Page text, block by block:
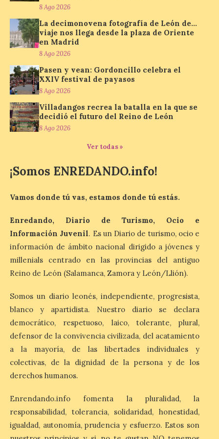
Turismo, Ocio e Información para
jóvenes “Enredando.info”. Pilar Aller Aller
nos envía la décimo […]
Los minerales y sus usos
más comunes centran la
nueva exposición del
Museo de la Siderurgia y
la Minería de Sabero
8 Ago 2026
La exposición que se
media de la mañana,
León’, podrá visitarse hasta finales del
La Bañeza inicia sus
fiestas con el pregón a
cargo de Arturo Martínez
Matilla
8 Ago 2026
El Ayuntamiento de La
Bañeza designa a Arturo
Martínez Matilla como
pregonero de las Fiestas
2026. Tendrá lugar este
sábado 8 de agosto a las 21,00 horas en el
teatro municipal de La Bañeza. El
comunicador astorgano Arturo Martínez
La I Feria de la Cerveza
8 Ago 2026
La decimonovena fotografía de León de…
viaje nos llega desde la plaza de Oriente
en Madrid
8 Ago 2026
Pasen y vean: Gordoncillo celebra el
XXIV festival de payasos
8 Ago 2026
Villadangos recrea la batalla en la que se
decidió el futuro del Reino de León
8 Ago 2026
Ver todas »
¡Somos ENREDANDO.info!
Vamos donde tú vas, estamos donde tú estás.
Enredando, Diario de Turismo, Ocio e
Información Juvenil. Es un Diario de turismo, ocio e
información de ámbito nacional dirigido a jóvenes y
millenials centrado en las provincias del antiguo
Reino de León (Salamanca, Zamora y León/Llión).
Somos un diario leonés, independiente, progresista,
blanco y apartidista. Nuestro diario se declara
democrático, respetuoso, laico, tolerante, plural,
defensor de la convivencia civilizada, del acatamiento
a la mayoría, de las libertades individuales y
colectivas, de la dignidad de la persona y de los
derechos humanos.
Enrendando.info fomenta la pluralidad, la
responsabilidad, tolerancia, solidaridad, honestidad,
igualdad, autonomía, prudencia y esfuerzo. Estos son